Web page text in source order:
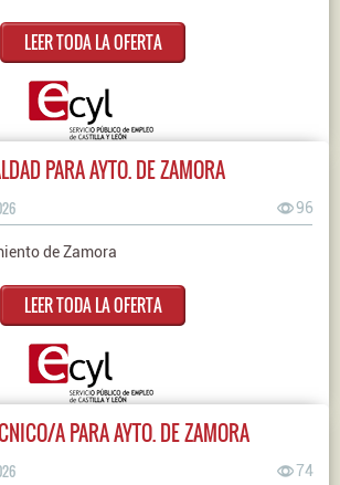
LEER TODA LA OFERTA
PARA AYTO. DE ZAMORA
96
de Zamora
LEER TODA LA OFERTA
A PARA AYTO. DE ZAMORA
74